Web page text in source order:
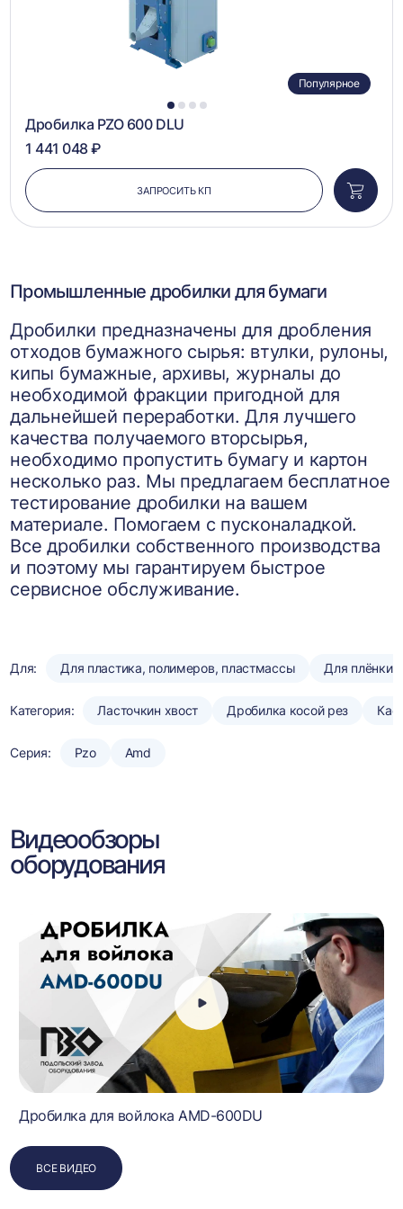
1 2 3 4
Популярное
Дробилка PZO 600 DLU
1 441 048 ₽
ЗАПРОСИТЬ КП
в
Промышленные дробилки для бумаги
Дробилки предназначены для дробления
отходов бумажного сырья: втулки, рулоны,
кипы бумажные, архивы, журналы до
необходимой фракции пригодной для
дальнейшей переработки. Для лучшего
качества получаемого вторсырья,
необходимо пропустить бумагу и картон
несколько раз. Мы предлагаем бесплатное
тестирование дробилки на вашем
материале. Помогаем с пусконаладкой.
Все дробилки собственного производства
и поэтому мы гарантируем быстрое
сервисное обслуживание.
Для: Для пластика, полимеров, пластмассы Для плёнки
Категория: Ласточкин хвост Дробилка косой рез
Серия: Pzo Amd
Видеообзоры
оборудования
Дробилка для войлока AMD-600DU
ВСЕ ВИДЕО